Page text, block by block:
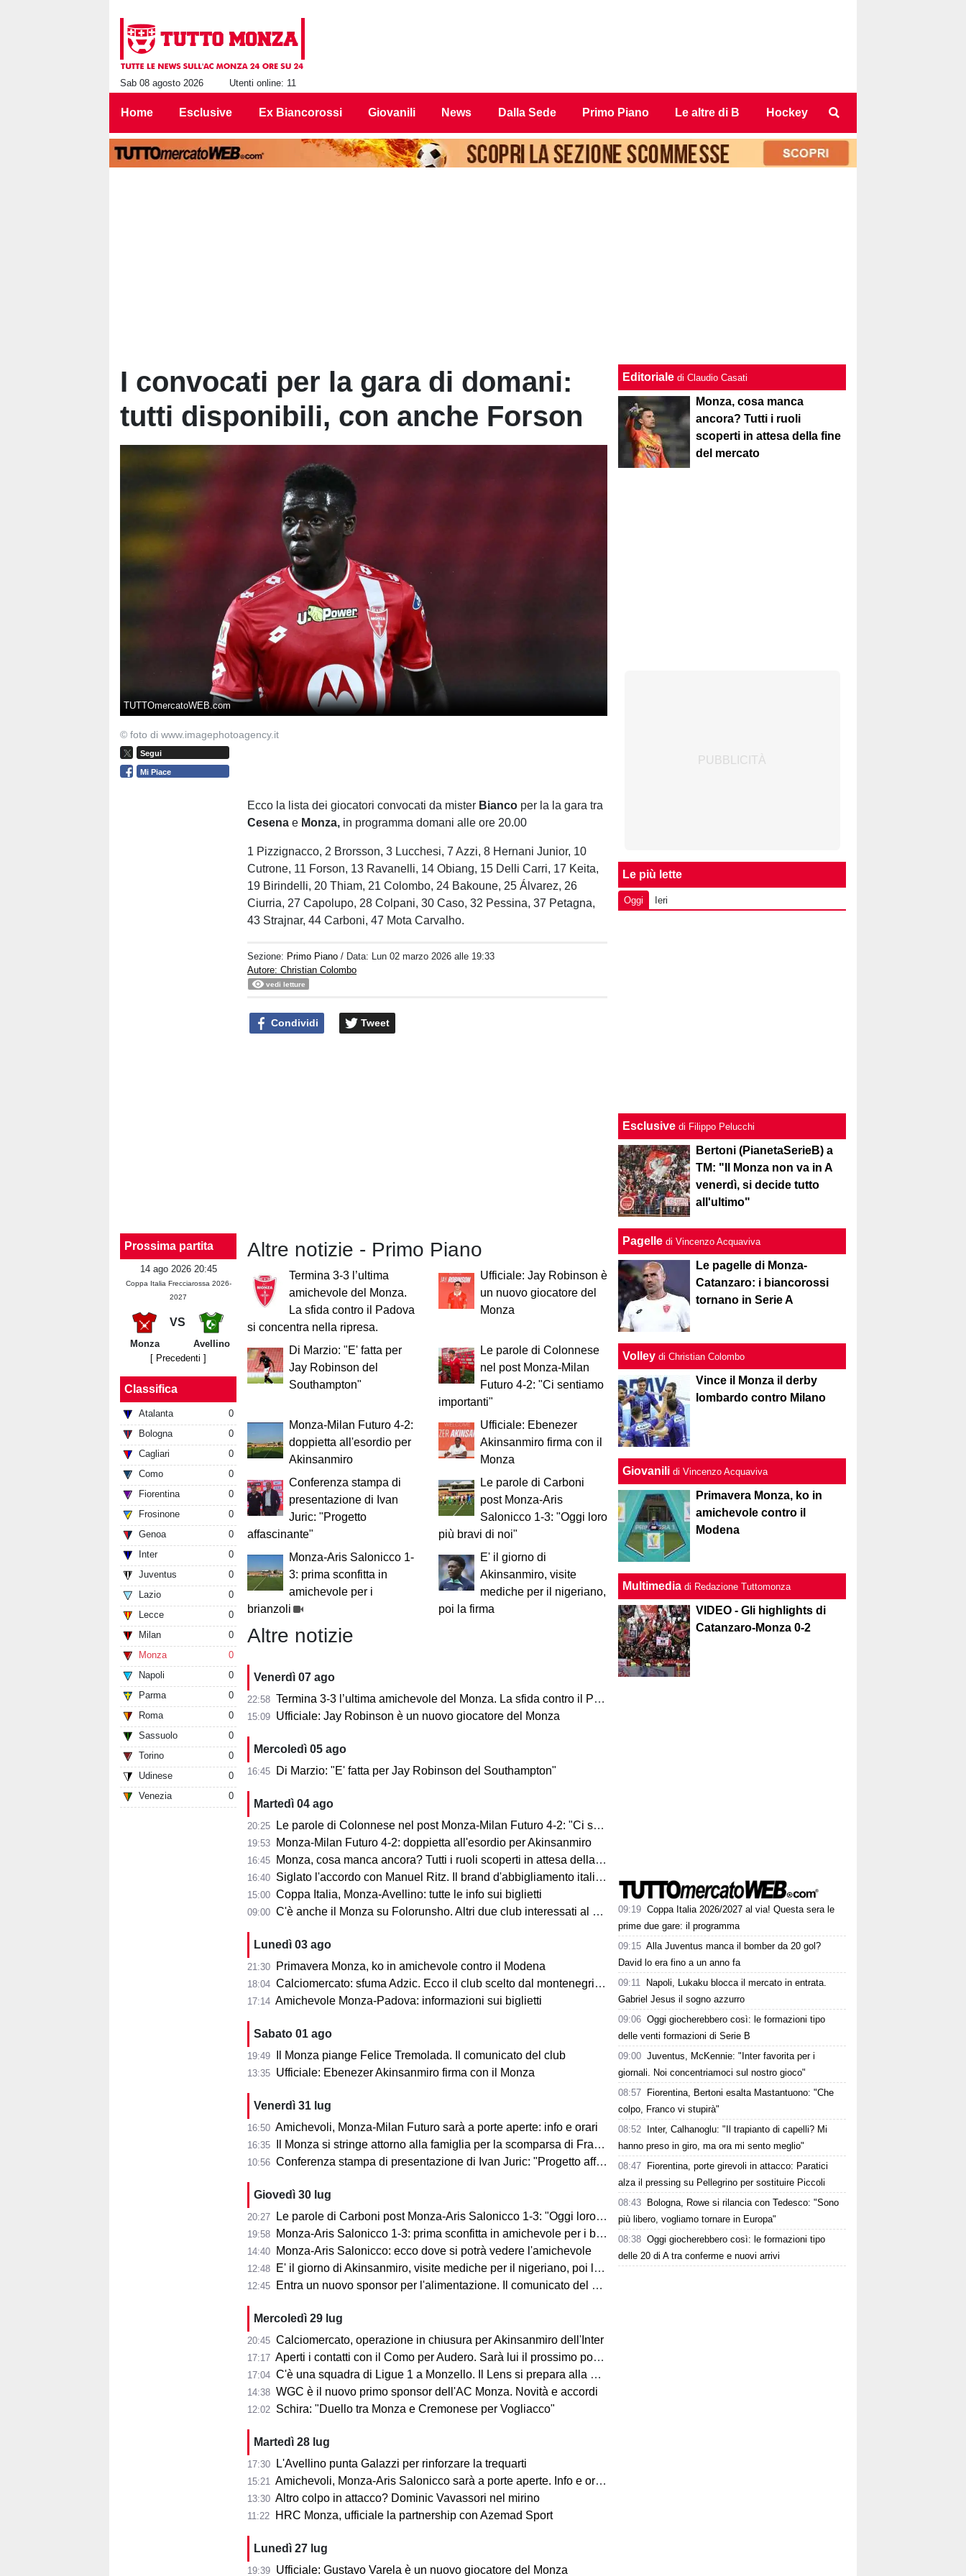
Sab 08 agosto 2026 Utenti online: 11
Home Esclusive Ex Biancorossi Giovanili News Dalla Sede Primo Piano Le altre di B Hockey
I convocati per la gara di domani:
tutti disponibili, con anche Forson
TUTTOmercatoWEB.com
© foto di www.imagephotoagency.it
Segui
Mi Piace
Prossima partita
14 ago 2026 20:45
Coppa Italia Frecciarossa 2026-
2027
VS
Monza
Avellino
[ Precedenti ]
Classifica
Atalanta
0
Bologna
0
Cagliari
0
Como
0
Fiorentina
0
Frosinone
0
Genoa
0
Inter
0
Juventus
0
Lazio
0
Lecce
0
Milan
0
Monza
0
Napoli
0
Parma
0
Roma
0
Sassuolo
0
Torino
0
Udinese
0
Venezia
0
Ecco la lista dei giocatori convocati da mister Bianco per la la gara tra
Cesena e Monza, in programma domani alle ore 20.00
1 Pizzignacco, 2 Brorsson, 3 Lucchesi, 7 Azzi, 8 Hernani Junior, 10
Cutrone, 11 Forson, 13 Ravanelli, 14 Obiang, 15 Delli Carri, 17 Keita,
19 Birindelli, 20 Thiam, 21 Colombo, 24 Bakoune, 25 Álvarez, 26
Ciurria, 27 Capolupo, 28 Colpani, 30 Caso, 32 Pessina, 37 Petagna,
43 Strajnar, 44 Carboni, 47 Mota Carvalho.
Sezione: Primo Piano / Data: Lun 02 marzo 2026 alle 19:33
Autore: Christian Colombo
vedi letture
Condividi Tweet
Altre notizie - Primo Piano
Termina 3-3 l’ultima
amichevole del Monza.
La sfida contro il Padova
si concentra nella ripresa.
Ufficiale: Jay Robinson è
un nuovo giocatore del
Monza
Di Marzio: "E' fatta per
Jay Robinson del
Southampton"
Le parole di Colonnese
nel post Monza-Milan
Futuro 4-2: "Ci sentiamo
importanti"
Monza-Milan Futuro 4-2:
doppietta all'esordio per
Akinsanmiro
Ufficiale: Ebenezer
Akinsanmiro firma con il
Monza
Conferenza stampa di
presentazione di Ivan
Juric: "Progetto
affascinante"
Le parole di Carboni
post Monza-Aris
Salonicco 1-3: "Oggi loro
più bravi di noi"
Monza-Aris Salonicco 1-
3: prima sconfitta in
amichevole per i
brianzoli
E' il giorno di
Akinsanmiro, visite
mediche per il nigeriano,
poi la firma
Altre notizie
Venerdì 07 ago
22:58 Termina 3-3 l’ultima amichevole del Monza. La sfida contro il Padova si concentra nella ripresa.
15:09 Ufficiale: Jay Robinson è un nuovo giocatore del Monza
Mercoledì 05 ago
16:45 Di Marzio: "E' fatta per Jay Robinson del Southampton"
Martedì 04 ago
20:25 Le parole di Colonnese nel post Monza-Milan Futuro 4-2: "Ci sentiamo importanti"
19:53 Monza-Milan Futuro 4-2: doppietta all'esordio per Akinsanmiro
16:45 Monza, cosa manca ancora? Tutti i ruoli scoperti in attesa della fine del mercato
16:40 Siglato l'accordo con Manuel Ritz. Il brand d'abbigliamento italiano vestirà il Monza
15:00 Coppa Italia, Monza-Avellino: tutte le info sui biglietti
09:00 C'è anche il Monza su Folorunsho. Altri due club interessati al giocatore
Lunedì 03 ago
21:30 Primavera Monza, ko in amichevole contro il Modena
18:04 Calciomercato: sfuma Adzic. Ecco il club scelto dal montenegrino.
17:14 Amichevole Monza-Padova: informazioni sui biglietti
Sabato 01 ago
19:49 Il Monza piange Felice Tremolada. Il comunicato del club
13:35 Ufficiale: Ebenezer Akinsanmiro firma con il Monza
Venerdì 31 lug
16:50 Amichevoli, Monza-Milan Futuro sarà a porte aperte: info e orari
16:35 Il Monza si stringe attorno alla famiglia per la scomparsa di Franco Baresi
10:56 Conferenza stampa di presentazione di Ivan Juric: "Progetto affascinante"
Giovedì 30 lug
20:27 Le parole di Carboni post Monza-Aris Salonicco 1-3: "Oggi loro più bravi di noi"
19:58 Monza-Aris Salonicco 1-3: prima sconfitta in amichevole per i brianzoli
14:40 Monza-Aris Salonicco: ecco dove si potrà vedere l'amichevole
12:48 E' il giorno di Akinsanmiro, visite mediche per il nigeriano, poi la firma
12:45 Entra un nuovo sponsor per l'alimentazione. Il comunicato del club biancorosso
Mercoledì 29 lug
20:45 Calciomercato, operazione in chiusura per Akinsanmiro dell'Inter
17:17 Aperti i contatti con il Como per Audero. Sarà lui il prossimo portiere biancorosso?
17:04 C'è una squadra di Ligue 1 a Monzello. Il Lens si prepara alla Como Cup in Brianza
14:38 WGC è il nuovo primo sponsor dell'AC Monza. Novità e accordi
12:02 Schira: "Duello tra Monza e Cremonese per Vogliacco"
Martedì 28 lug
17:30 L'Avellino punta Galazzi per rinforzare la trequarti
15:21 Amichevoli, Monza-Aris Salonicco sarà a porte aperte. Info e orari
13:30 Altro colpo in attacco? Dominic Vavassori nel mirino
11:22 HRC Monza, ufficiale la partnership con Azemad Sport
Lunedì 27 lug
19:39 Ufficiale: Gustavo Varela è un nuovo giocatore del Monza
Editoriale di Claudio Casati
Monza, cosa manca
ancora? Tutti i ruoli
scoperti in attesa della fine
del mercato
Le più lette
Oggi Ieri
Esclusive di Filippo Pelucchi
Bertoni (PianetaSerieB) a
TM: "Il Monza non va in A
venerdì, si decide tutto
all'ultimo"
Pagelle di Vincenzo Acquaviva
Le pagelle di Monza-
Catanzaro: i biancorossi
tornano in Serie A
Volley di Christian Colombo
Vince il Monza il derby
lombardo contro Milano
Giovanili di Vincenzo Acquaviva
Primavera Monza, ko in
amichevole contro il
Modena
Multimedia di Redazione Tuttomonza
VIDEO - Gli highlights di
Catanzaro-Monza 0-2
09:19 Coppa Italia 2026/2027 al via! Questa sera le
prime due gare: il programma
09:15 Alla Juventus manca il bomber da 20 gol?
David lo era fino a un anno fa
09:11
Napoli, Lukaku blocca il mercato in entrata.
Gabriel Jesus il sogno azzurro
09:06 Oggi giocherebbero così: le formazioni tipo
delle venti formazioni di Serie B
09:00 Juventus, McKennie: "Inter favorita per i
giornali. Noi concentriamoci sul nostro gioco"
08:57
Fiorentina, Bertoni esalta Mastantuono: "Che
colpo, Franco vi stupirà"
08:52
Inter, Calhanoglu: "Il trapianto di capelli? Mi
hanno preso in giro, ma ora mi sento meglio"
08:47
Fiorentina, porte girevoli in attacco: Paratici
alza il pressing su Pellegrino per sostituire Piccoli
08:43
Bologna, Rowe si rilancia con Tedesco: "Sono
più libero, vogliamo tornare in Europa"
08:38 Oggi giocherebbero così: le formazioni tipo
delle 20 di A tra conferme e nuovi arrivi